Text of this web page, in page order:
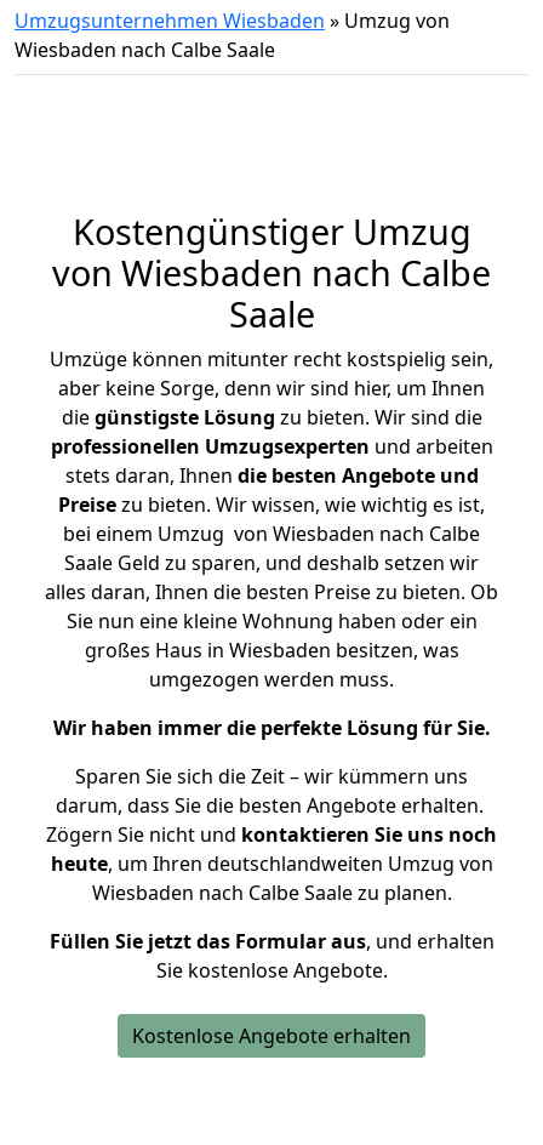
Umzugsunternehmen Wiesbaden » Umzug von
Wiesbaden nach Calbe Saale
Kostengünstiger Umzug
von Wiesbaden nach Calbe
Saale
Umzüge können mitunter recht kostspielig sein,
aber keine Sorge, denn wir sind hier, um Ihnen
diegünstigste Lösung zu bieten. Wir sind die
professionellen Umzugsexperten und arbeiten
stets daran, Ihnen die besten Angebote und
Preisezu bieten. Wir wissen, wie wichtig es ist,
bei einem Umzug von Wiesbaden nach Calbe
Saale Geld zu sparen, und deshalb setzen wir
alles daran, Ihnen die besten Preise zu bieten. Ob
Sie nun eine kleine Wohnung haben oder ein
großes Haus in Wiesbaden besitzen, was
umgezogen werden muss.
Wir haben immer die perfekte Lösung für Sie.
Sparen Sie sich die Zeit – wir kümmern uns
darum, dass Sie die besten Angebote erhalten.
Zögern Sie nicht und kontaktieren Sie uns noch
heute, um Ihren deutschlandweiten Umzug von
Wiesbaden nach Calbe Saale zu planen.
Füllen Sie jetzt das Formular aus, und erhalten
Sie kostenlose Angebote.
Kostenlose Angebote erhalten